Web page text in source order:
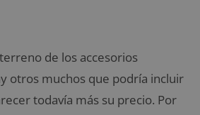
de los accesorios
otros muchos que podría incluir
todavía más su precio. Por